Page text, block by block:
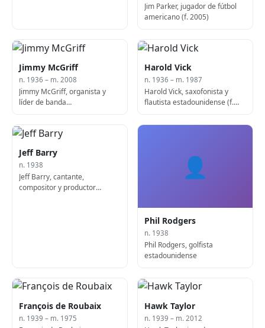
Jim Parker, jugador de fútbol
americano (f. 2005)
Jimmy McGriff
n. 1936 – m. 2008
Jimmy McGriff, organista y
líder de banda
Harold Vick
n. 1936 – m. 1987
Harold Vick, saxofonista y
flautista estadounidense (f.
Jeff Barry
n. 1938
Jeff Barry, cantante,
compositor y productor
👤
Phil Rodgers
n. 1938
Phil Rodgers, golfista
estadounidense
François de Roubaix
n. 1939 – m. 1975
Hawk Taylor
n. 1939 – m. 2012